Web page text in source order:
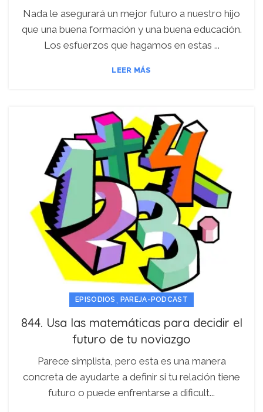
Nada le asegurará un mejor futuro a nuestro hijo
que una buena formación y una buena educación.
Los esfuerzos que hagamos en estas ...
LEER MÁS
EPISODIOS PAREJA-PODCAST
844. Usa las matemáticas para decidir el
futuro de tu noviazgo
Parece simplista, pero esta es una manera
concreta de ayudarte a definir si tu relación tiene
futuro o puede enfrentarse a dificult...